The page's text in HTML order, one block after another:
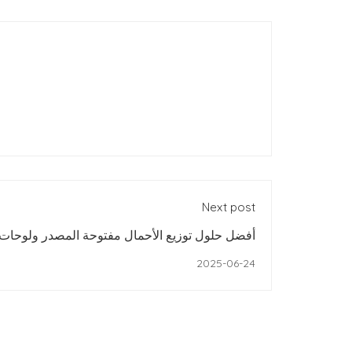
Next post
أفضل حلول توزيع الأحمال مفتوحة المصدر ولوحات
2025-06-24